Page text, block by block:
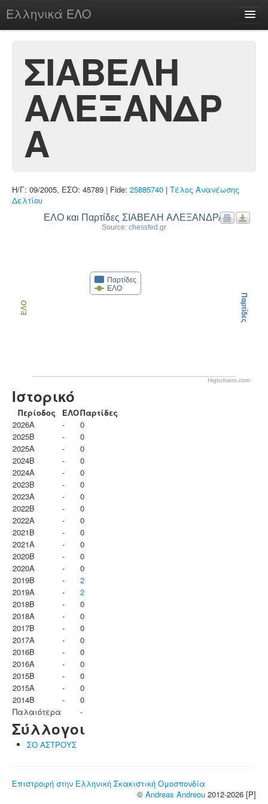
Ελληνικά ΕΛΟ
chesstu.be @ discord
Login
ΣΙΑΒΕΛΗ
ΑΛΕΞΑΝΔΡ
Α
Η/Γ: 09/2005, ΕΣΟ: 45789 | Fide: 25885740 | Τέλος Ανανέωσης
Δελτίου
ΕΛΟ και Παρτίδες ΣΙΑΒΕΛΗ ΑΛΕΞΑΝΔΡΑ
Source: chessfed.gr
Παρτίδες
ΕΛΟ
ΕΛΟ Παρτίδες
Highcharts.com
Ιστορικό
Περίοδος ΕΛΟΠαρτίδες
2026A
-
0
2025B
-
0
2025A
-
0
2024B
-
0
2024A
-
0
2023B
-
0
2023Α
-
0
2022B
-
0
2022A
-
0
2021B
-
0
2021A
-
0
2020B
-
0
2020A
-
0
2019B
-
2
2019A
-
2
2018B
-
0
2018A
-
0
2017B
-
0
2017A
-
0
2016B
-
0
2016A
-
0
2015B
-
0
2015A
-
0
2014B
-
0
Παλαιότερα
-
Σύλλογοι
ΣΟ ΑΣΤΡΟΥΣ
Επιστροφή στην Ελληνική Σκακιστική Ομοσπονδία
© Andreas Andreou 2012-2026 [P]